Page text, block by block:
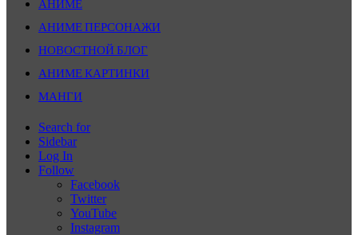
АНИМЕ ПЕРСОНАЖИ
НОВОСТНОЙ БЛОГ
АНИМЕ КАРТИНКИ
МАНГИ
Search for
Sidebar
Log In
Follow
Facebook
Twitter
YouTube
Instagram